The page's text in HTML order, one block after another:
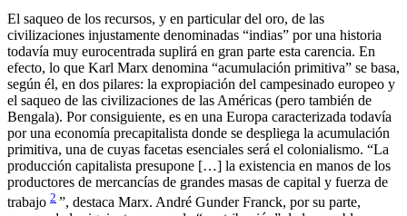
El saqueo de los recursos, y en particular del oro, de las
civilizaciones injustamente denominadas “indias” por una historia
todavía muy eurocentrada suplirá en gran parte esta carencia. En
efecto, lo que Karl Marx denomina “acumulación primitiva” se basa,
según él, en dos pilares: la expropiación del campesinado europeo y
el saqueo de las civilizaciones de las Américas (pero también de
Bengala). Por consiguiente, es en una Europa caracterizada todavía
por una economía precapitalista donde se despliega la acumulación
primitiva, una de cuyas facetas esenciales será el colonialismo. “La
producción capitalista presupone […] la existencia en manos de los
productores de mercancías de grandes masas de capital y fuerza de
trabajo 2 ”, destaca Marx. André Gunder Franck, por su parte,